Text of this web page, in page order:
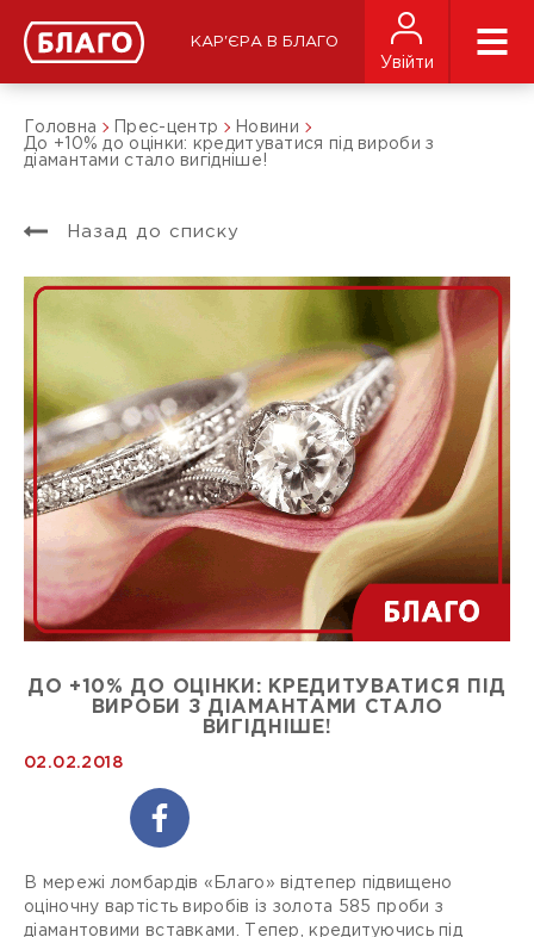
КАР'ЄРА В БЛАГО
Увійти
Головна Прес-центр
Новини
До +10% до оцінки: кредитуватися під вироби з
діамантами стало вигідніше!
Назад до списку
ДО +10% ДО ОЦІНКИ: КРЕДИТУВАТИСЯ ПІД
ВИРОБИ З ДІАМАНТАМИ СТАЛО
ВИГІДНІШЕ!
02.02.2018
В мережі ломбардів «Благо» відтепер підвищено
оціночну вартість виробів із золота 585 проби з
діамантовими вставками. Тепер, кредитуючись під